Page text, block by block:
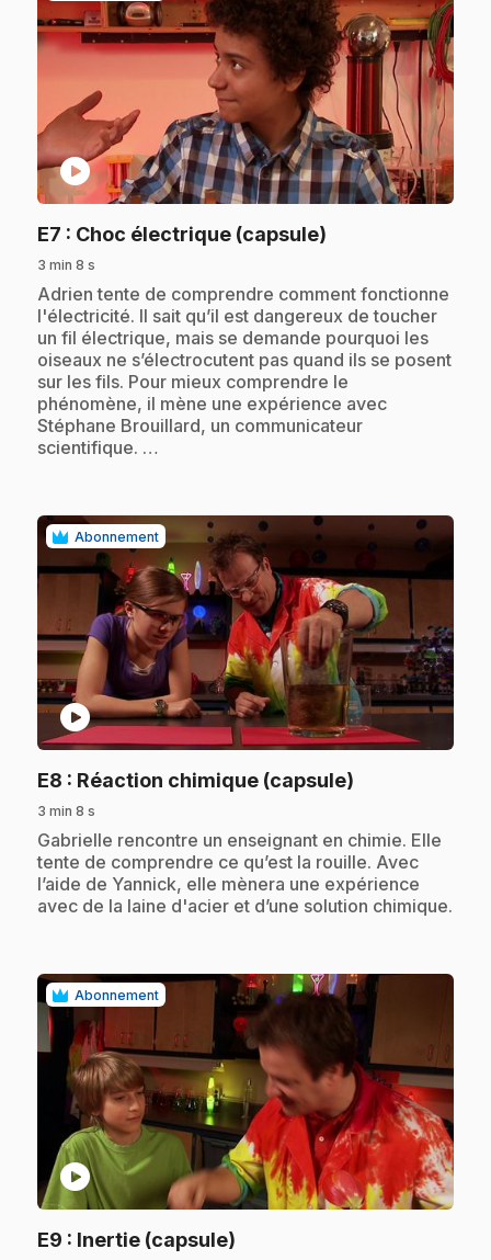
play_circle
E7 : Choc électrique (capsule)
3 min 8 s
.Adrien tente de comprendre comment fonctionne
l'électricité. Il sait qu’il est dangereux de toucher
un fil électrique, mais se demande pourquoi les
oiseaux ne s’électrocutent pas quand ils se posent
sur les fils. Pour mieux comprendre le
phénomène, il mène une expérience avec
Stéphane Brouillard, un communicateur
scientifique. …
Abonnement
play_circle
E8 : Réaction chimique (capsule)
3 min 8 s
.Gabrielle rencontre un enseignant en chimie. Elle
tente de comprendre ce qu’est la rouille. Avec
l’aide de Yannick, elle mènera une expérience
avec de la laine d'acier et d’une solution chimique.
Abonnement
play_circle
E9 : Inertie (capsule)